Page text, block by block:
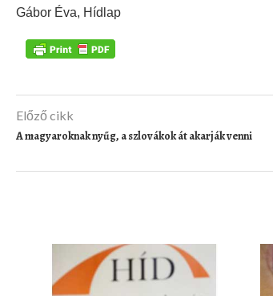
Gábor Éva, Hídlap
Előző cikk
A magyaroknak nyűg, a szlovákok át akarják venni